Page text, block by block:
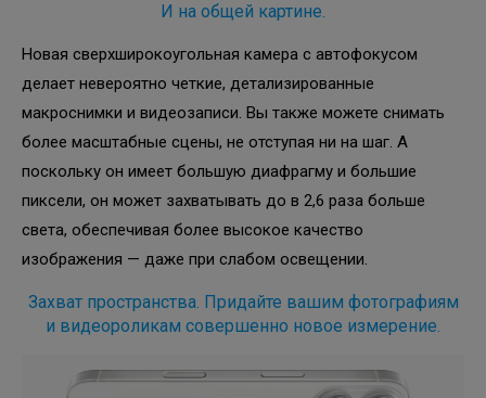
И на общей картине.
Новая сверхширокоугольная камера с автофокусом
делает невероятно четкие, детализированные
макроснимки и видеозаписи. Вы также можете снимать
более масштабные сцены, не отступая ни на шаг. А
поскольку он имеет большую диафрагму и большие
пиксели, он может захватывать до в 2,6 раза больше
света, обеспечивая более высокое качество
изображения — даже при слабом освещении.
Захват пространства. Придайте вашим фотографиям
и видеороликам совершенно новое измерение.